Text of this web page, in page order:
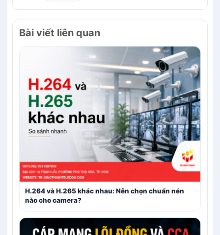
Bài viết liên quan
H.264 và H.265 khác nhau: Nên chọn chuẩn nén
nào cho camera?